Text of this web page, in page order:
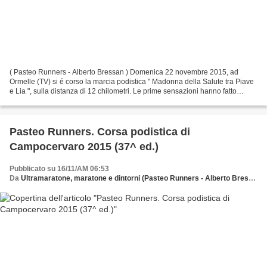
( Pasteo Runners - Alberto Bressan ) Domenica 22 novembre 2015, ad
Ormelle (TV) si é corso la marcia podistica " Madonna della Salute tra Piave
e Lia ", sulla distanza di 12 chilometri. Le prime sensazioni hanno fatto
Pasteo Runners. Corsa podistica di
Campocervaro 2015 (37^ ed.)
Pubblicato su 16/11/AM 06:53
Da Ultramaratone, maratone e dintorni (Pasteo Runners - Alberto Bressan)